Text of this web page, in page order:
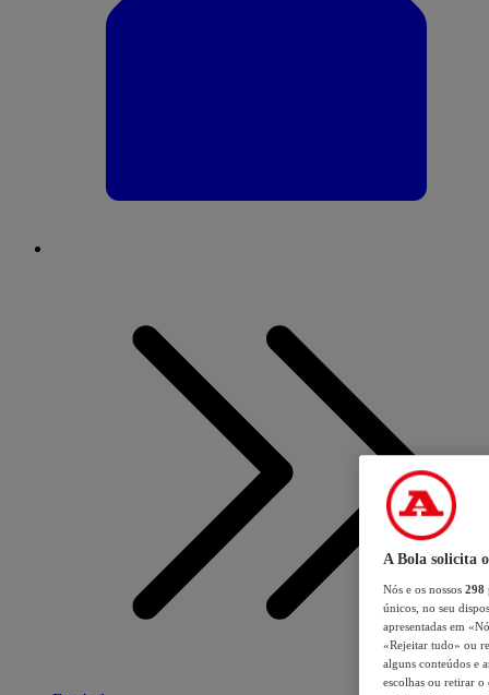
A Bola solicita
Nós e os nossos 298
únicos, no seu
apresentadas em
«Rejeitar tudo» ou
alguns conteúdos e
escolhas ou retirar